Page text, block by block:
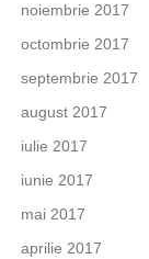
noiembrie 2017
octombrie 2017
septembrie 2017
august 2017
iulie 2017
iunie 2017
mai 2017
aprilie 2017